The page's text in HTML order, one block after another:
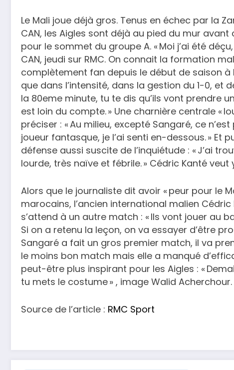
Le Mali joue déjà gros. Tenus en échec par la
CAN, les Aigles sont déjà au pied du mur
pour le sommet du groupe A. « Moi j’ai été
CAN, jeudi sur RMC. On connait la formation
complètement fan depuis le début de saison à
que dans l’intensité, dans la gestion du 1-0, et
la 80eme minute, tu te dis qu’ils vont prendre
est loin du compte. » Une charnière centrale «
préciser : « Au milieu, excepté Sangaré, ce
joueur fantasque, je l’ai senti en-dessous. » Et
défense aussi suscite de l’inquiétude : « J’ai
lourde, très naïve et fébrile. » Cédric Kanté veut
Alors que le journaliste dit avoir « peur pour le
marocains, l’ancien international malien
s’attend à un autre match : « Ils vont jouer au
Si on a retenu la leçon, on va essayer d’être
Sangaré a fait un gros premier match, il va
le moins bon match mais elle a manqué
peut-être plus inspirant pour les Aigles : «
tu mets le costume » , image Walid Acherchour.
Source de l’article : RMC Sport